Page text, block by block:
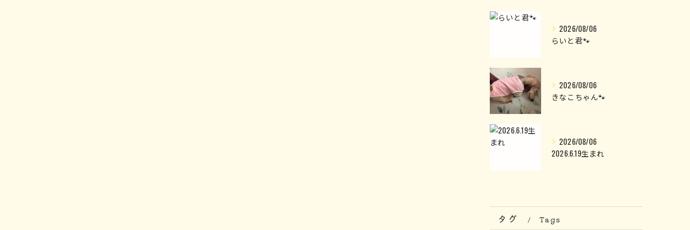
2026/08/06
らいと君🐾
2026/08/06
きなこちゃん🐾
2026/08/06
2026.6.19生まれ
タグ Tags